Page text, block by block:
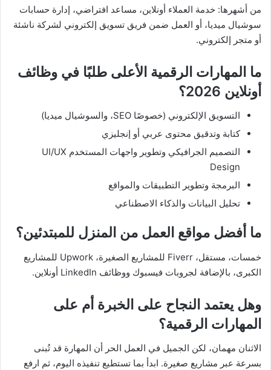
من أشهرها: خدمة العملاء أونلاين، مساعد افتراضي، إدارة حسابات
سوشيال ميديا، أو العمل ضمن فريق تسويق إلكتروني لشركة ناشئة
أو متجر إلكتروني.
ما المهارات الرقمية الأعلى طلبًا في وظائف
أونلاين 2026؟
التسويق الإلكتروني (خصوصًا SEO، والسوشيال ميديا)
كتابة وتدقيق محتوى عربي أو إنجليزي
التصميم الجرافيكي وتطوير واجهات المستخدم UI/UX
Design
البرمجة وتطوير التطبيقات والمواقع
تحليل البيانات والذكاء الاصطناعي
ما أفضل مواقع العمل من المنزل للمبتدئين؟
خمسات، مستقل، Fiverr للمشاريع الصغيرة، Upwork للمشاريع
الكبرى، بالإضافة لجروبات فيسبوك ووظائف LinkedIn أونلاين.
وهل يعتمد النجاح على الخبرة أم على
المهارات الرقمية؟
الاثنان مهمان، لكن الجميل في العمل الحر أن المهارة قد تُبنى
بسرعة عبر مشاريع صغيرة. ابدأ بما تستطيع تنفيذه اليوم، ثم ارفع